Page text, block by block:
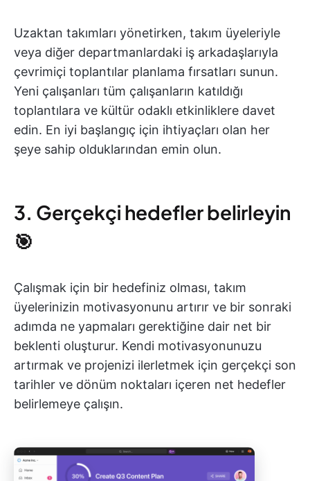
Uzaktan takımları yönetirken, takım üyeleriyle
veya diğer departmanlardaki iş arkadaşlarıyla
çevrimiçi toplantılar planlama fırsatları sunun.
Yeni çalışanları tüm çalışanların katıldığı
toplantılara ve kültür odaklı etkinliklere davet
edin. En iyi başlangıç için ihtiyaçları olan her
şeye sahip olduklarından emin olun.
3. Gerçekçi hedefler belirleyin
🎯
Çalışmak için bir hedefiniz olması, takım
üyelerinizin motivasyonunu artırır ve bir sonraki
adımda ne yapmaları gerektiğine dair net bir
beklenti oluşturur. Kendi motivasyonunuzu
artırmak ve projenizi ilerletmek için gerçekçi son
tarihler ve dönüm noktaları içeren net hedefler
belirlemeye çalışın.